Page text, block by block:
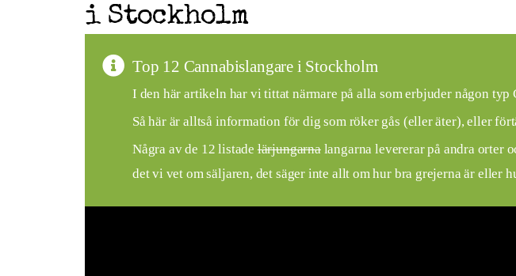
i Stockholm
Top 12 Cannabislangare i Stockholm
I den här artikeln har vi tittat närmare på alla som erbjuder någon
Så här är alltså information för dig som röker gås (eller äter), eller
Några av de 12 listadelärjungarnalangarna levererar på andra orter
det vi vet om säljaren, det säger inte allt om hur bra grejerna är eller